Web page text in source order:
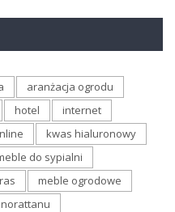
aranżacja ogrodu
hotel
internet
kwas hialuronowy
do sypialni
meble ogrodowe